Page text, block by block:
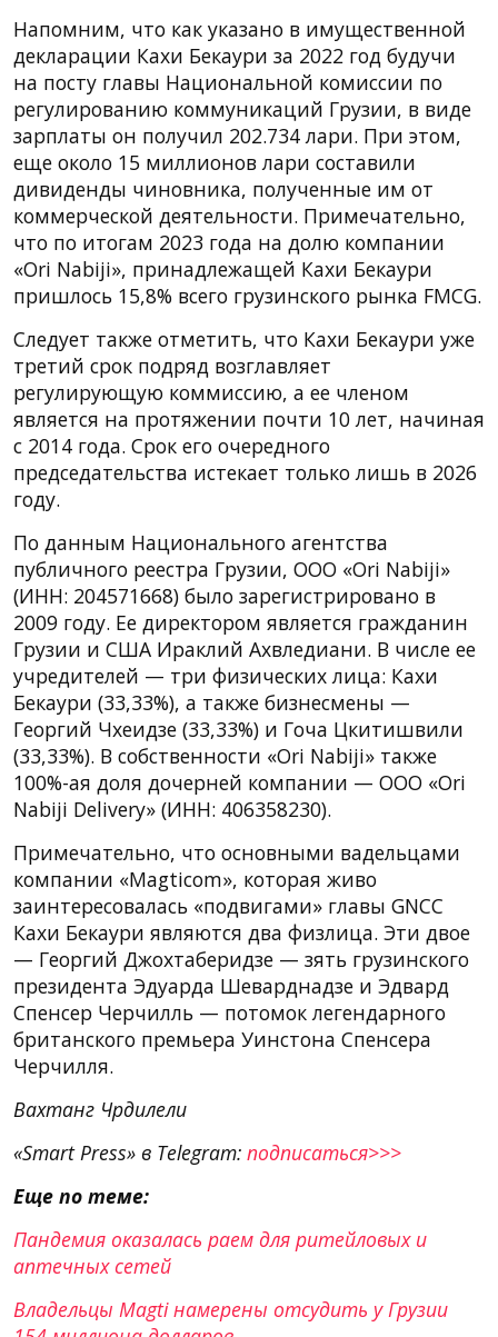
Напомним, что как указано в имущественной
декларации Кахи Бекаури за 2022 год будучи
на посту главы Национальной комиссии по
регулированию коммуникаций Грузии, в виде
зарплаты он получил 202.734 лари. При этом,
еще около 15 миллионов лари составили
дивиденды чиновника, полученные им от
коммерческой деятельности. Примечательно,
что по итогам 2023 года на долю компании
«Ori Nabiji», принадлежащей Кахи Бекаури
пришлось 15,8% всего грузинского рынка FMCG.
Следует также отметить, что Кахи Бекаури уже
третий срок подряд возглавляет
регулирующую коммиссию, а ее членом
является на протяжении почти 10 лет, начиная
с 2014 года. Срок его очередного
председательства истекает только лишь в 2026
году.
По данным Национального агентства
публичного реестра Грузии, ООО «Ori Nabiji»
(ИНН: 204571668) было зарегистрировано в
2009 году. Ее директором является гражданин
Грузии и США Ираклий Ахвледиани. В числе ее
учредителей — три физических лица: Кахи
Бекаури (33,33%), а также бизнесмены —
Георгий Чхеидзе (33,33%) и Гоча Цкитишвили
(33,33%). В собственности «Ori Nabiji» также
100%-ая доля дочерней компании — ООО «Ori
Nabiji Delivery» (ИНН: 406358230).
Примечательно, что основными вадельцами
компании «Magticom», которая живо
заинтересовалась «подвигами» главы GNCC
Кахи Бекаури являются два физлица. Эти двое
— Георгий Джохтаберидзе — зять грузинского
президента Эдуарда Шеварднадзе и Эдвард
Спенсер Черчилль — потомок легендарного
британского премьера Уинстона Спенсера
Черчилля.
Вахтанг Чрдилели
«Smart Press» в Telegram: подписаться>>>
Еще по теме:
Пандемия оказалась раем для ритейловых и
аптечных сетей
Владельцы Magti намерены отсудить у Грузии